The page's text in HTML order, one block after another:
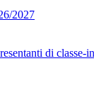
2027
di classe-